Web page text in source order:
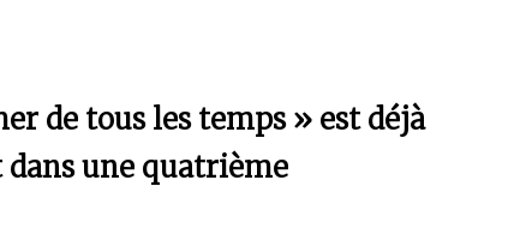
de tous les temps » est déjà
dans une quatrième